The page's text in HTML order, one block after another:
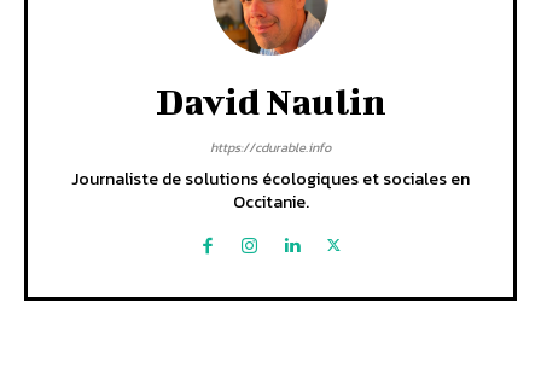
David Naulin
https://cdurable.info
Journaliste de solutions écologiques et sociales en
Occitanie.